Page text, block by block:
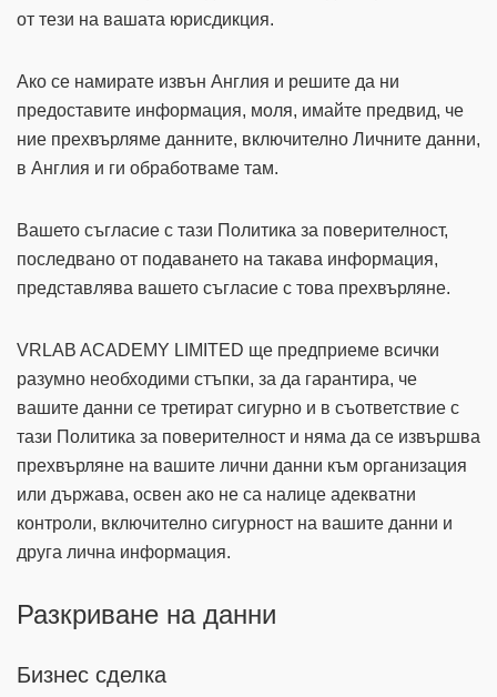
от тези на вашата юрисдикция.
Ако се намирате извън Англия и решите да ни
предоставите информация, моля, имайте предвид, че
ние прехвърляме данните, включително Личните данни,
в Англия и ги обработваме там.
Вашето съгласие с тази Политика за поверителност,
последвано от подаването на такава информация,
представлява вашето съгласие с това прехвърляне.
VRLAB ACADEMY LIMITED ще предприеме всички
разумно необходими стъпки, за да гарантира, че
вашите данни се третират сигурно и в съответствие с
тази Политика за поверителност и няма да се извършва
прехвърляне на вашите лични данни към организация
или държава, освен ако не са налице адекватни
контроли, включително сигурност на вашите данни и
друга лична информация.
Разкриване на данни
Бизнес сделка